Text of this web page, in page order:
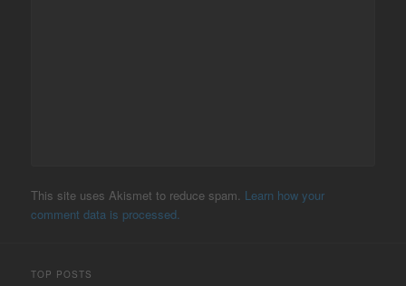
This site uses Akismet to reduce spam. Learn how your
comment data is processed.
TOP POSTS